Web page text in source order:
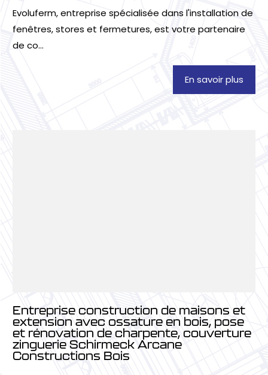
Evoluferm, entreprise spécialisée dans l'installation de
fenêtres, stores et fermetures, est votre partenaire
de co...
En savoir plus
Entreprise construction de maisons et
extension avec ossature en bois, pose
et rénovation de charpente, couverture
zinguerie Schirmeck Arcane
Constructions Bois